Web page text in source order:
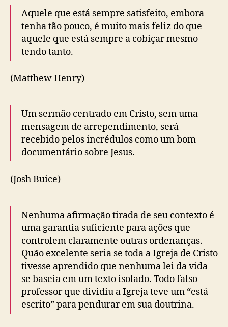
Aquele que está sempre satisfeito, embora
tenha tão pouco, é muito mais feliz do que
aquele que está sempre a cobiçar mesmo
tendo tanto.
(Matthew Henry)
Um sermão centrado em Cristo, sem uma
mensagem de arrependimento, será
recebido pelos incrédulos como um bom
documentário sobre Jesus.
(Josh Buice)
Nenhuma afirmação tirada de seu contexto é
uma garantia suficiente para ações que
controlem claramente outras ordenanças.
Quão excelente seria se toda a Igreja de Cristo
tivesse aprendido que nenhuma lei da vida
se baseia em um texto isolado. Todo falso
professor que dividiu a Igreja teve um “está
escrito” para pendurar em sua doutrina.